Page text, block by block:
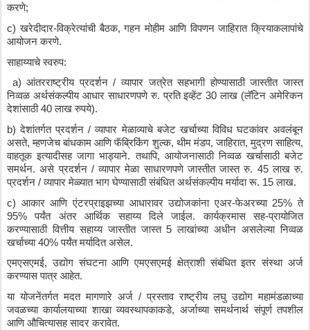
करणे;
c) खरेदीदार-विक्रेत्यांची बैठक, गहन मोहीम आणि विपणन जाहिरात क्रियाकलापांचे
आयोजन करणे.
साहाय्याचे स्वरुप:
a) आंतरराष्ट्रीय प्रदर्शन / व्यापार जत्रेत सहभागी होण्यासाठी जास्तीत जास्त
निव्वळ अर्थसंकल्पीय आधार साधारणपणे रु. प्रति इव्हेंट 30 लाख (लॅटिन अमेरिकन
देशांसाठी 40 लाख रुपये).
b) देशांतर्गत प्रदर्शन / व्यापार मेळाव्याचे बजेट खर्चाच्या विविध घटकांवर अवलंबून
असते, म्हणजेच बांधकाम आणि फॅब्रिकिंग शुल्क, थीम मंडप, जाहिरात, मुद्रण साहित्य
वाहतूक इत्यादीसह जागा भाड्याने. तथापि, आयोजनासाठी निव्वळ खर्चासाठी बजेट
समर्थन. असे प्रदर्शन / व्यापार मेळा साधारणपणे जास्तीत जास्त रु. 45 लाख रु
प्रदर्शन / व्यापार मेळ्यात भाग घेण्यासाठी संबंधित अर्थसंकल्पीय मर्यादा रू. 15 लाख.
c) आकार आणि एंटरप्राइझच्या आधारावर उद्योजकांना एअर-फेअरच्या 25% ते
95% पर्यंत अंतर आर्थिक सहाय्य दिले जाईल. कार्यक्रमास सह-प्रायोजित
करण्यासाठी वित्तीय सहाय्य जास्तीत जास्त 5 लाखांच्या अधीन असलेल्या निव्वळ
खर्चाच्या 40% पर्यंत मर्यादित असेल.
एमएसएमई, उद्योग संघटना आणि एमएसएमई क्षेत्राशी संबंधित इतर संस्था अर्ज
करण्यास पात्र आहेत.
या योजनेंतर्गत मदत मागणारे अर्ज / प्रस्ताव राष्ट्रीय लघु उद्योग महामंडळाच्या
जवळच्या कार्यालयाच्या शाखा व्यवस्थापकाकडे, अर्जाच्या समर्थनार्थ संपूर्ण तपशील
आणि औचित्यासह सादर करावेत.